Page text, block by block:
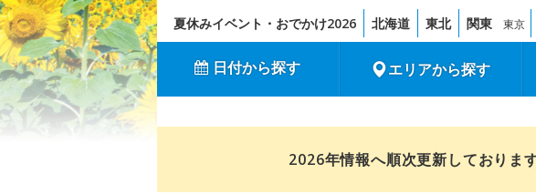
夏休みイベント・おでかけ2026 北海道 東北 関東 東京
日付から探す エリアから探す
2026年情報へ順次更新しておりま